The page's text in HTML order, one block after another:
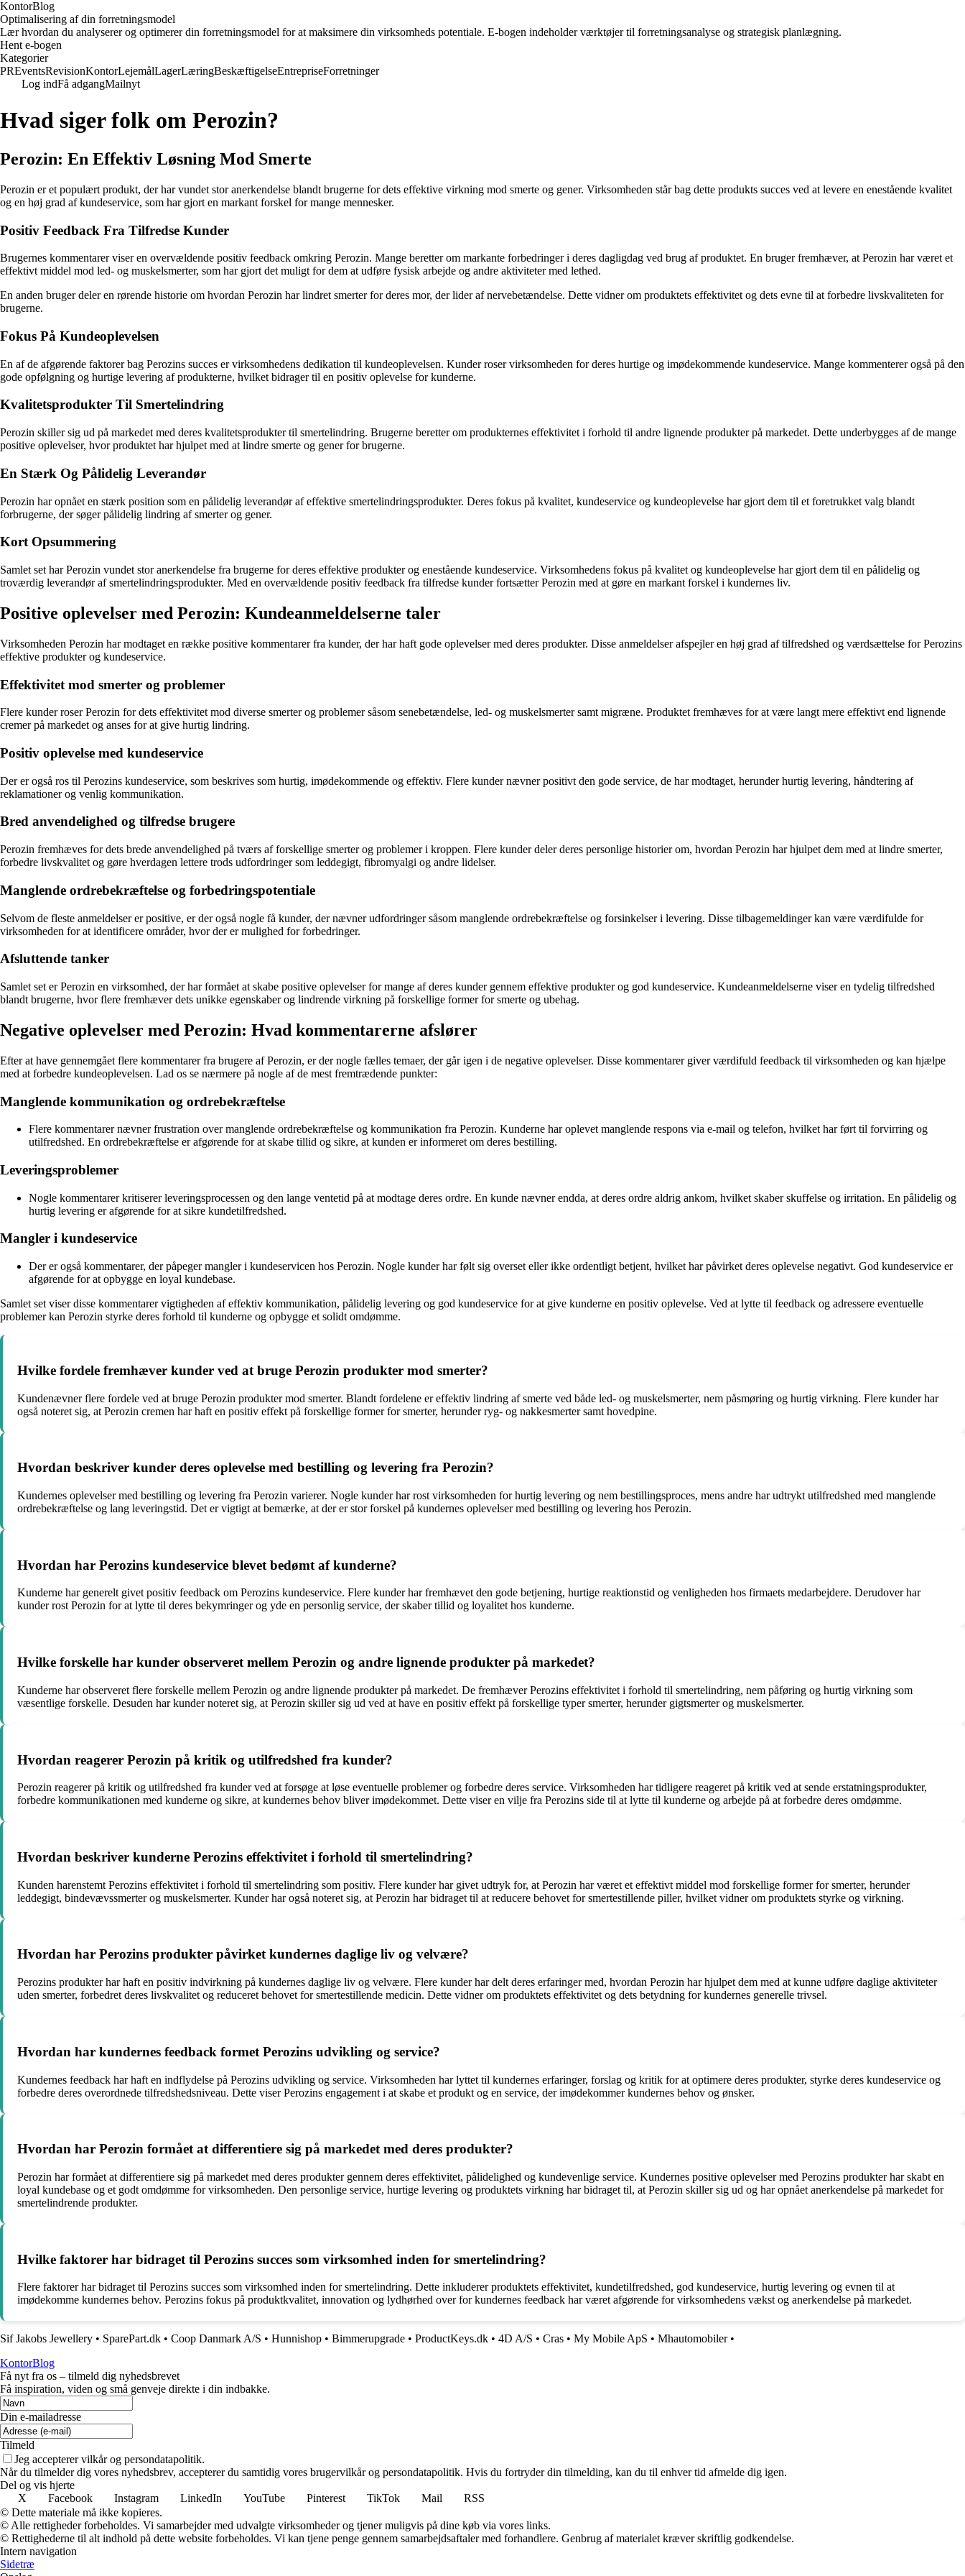
KontorBlog
Optimalisering af din forretningsmodel
Lær hvordan du analyserer og optimerer din forretningsmodel for at maksimere din virksomheds potentiale. E-bogen indeholder værktøjer til forretningsanalyse og strategisk planlægning.
Hent e-bogen
Kategorier
PREventsRevisionKontorLejemålLagerLæringBeskæftigelseEntrepriseForretninger
Log indFå adgangMailnyt
Hvad siger folk om Perozin?
Perozin: En Effektiv Løsning Mod Smerte
Perozin er et populært produkt, der har vundet stor anerkendelse blandt brugerne for dets effektive virkning mod smerte og gener. Virksomheden står bag dette produkts succes ved at levere en enestående kvalitet
og en høj grad af kundeservice, som har gjort en markant forskel for mange mennesker.
Positiv Feedback Fra Tilfredse Kunder
Brugernes kommentarer viser en overvældende positiv feedback omkring Perozin. Mange beretter om markante forbedringer i deres dagligdag ved brug af produktet. En bruger fremhæver, at Perozin har været et
effektivt middel mod led- og muskelsmerter, som har gjort det muligt for dem at udføre fysisk arbejde og andre aktiviteter med lethed.
En anden bruger deler en rørende historie om hvordan Perozin har lindret smerter for deres mor, der lider af nervebetændelse. Dette vidner om produktets effektivitet og dets evne til at forbedre livskvaliteten for
brugerne.
Fokus På Kundeoplevelsen
En af de afgørende faktorer bag Perozins succes er virksomhedens dedikation til kundeoplevelsen. Kunder roser virksomheden for deres hurtige og imødekommende kundeservice. Mange kommenterer også på den
gode opfølgning og hurtige levering af produkterne, hvilket bidrager til en positiv oplevelse for kunderne.
Kvalitetsprodukter Til Smertelindring
Perozin skiller sig ud på markedet med deres kvalitetsprodukter til smertelindring. Brugerne beretter om produkternes effektivitet i forhold til andre lignende produkter på markedet. Dette underbygges af de mange
positive oplevelser, hvor produktet har hjulpet med at lindre smerte og gener for brugerne.
En Stærk Og Pålidelig Leverandør
Perozin har opnået en stærk position som en pålidelig leverandør af effektive smertelindringsprodukter. Deres fokus på kvalitet, kundeservice og kundeoplevelse har gjort dem til et foretrukket valg blandt
forbrugerne, der søger pålidelig lindring af smerter og gener.
Kort Opsummering
Samlet set har Perozin vundet stor anerkendelse fra brugerne for deres effektive produkter og enestående kundeservice. Virksomhedens fokus på kvalitet og kundeoplevelse har gjort dem til en pålidelig og
troværdig leverandør af smertelindringsprodukter. Med en overvældende positiv feedback fra tilfredse kunder fortsætter Perozin med at gøre en markant forskel i kundernes liv.
Positive oplevelser med Perozin: Kundeanmeldelserne taler
Virksomheden Perozin har modtaget en række positive kommentarer fra kunder, der har haft gode oplevelser med deres produkter. Disse anmeldelser afspejler en høj grad af tilfredshed og værdsættelse for Perozins
effektive produkter og kundeservice.
Effektivitet mod smerter og problemer
Flere kunder roser Perozin for dets effektivitet mod diverse smerter og problemer såsom senebetændelse, led- og muskelsmerter samt migræne. Produktet fremhæves for at være langt mere effektivt end lignende
cremer på markedet og anses for at give hurtig lindring.
Positiv oplevelse med kundeservice
Der er også ros til Perozins kundeservice, som beskrives som hurtig, imødekommende og effektiv. Flere kunder nævner positivt den gode service, de har modtaget, herunder hurtig levering, håndtering af
reklamationer og venlig kommunikation.
Bred anvendelighed og tilfredse brugere
Perozin fremhæves for dets brede anvendelighed på tværs af forskellige smerter og problemer i kroppen. Flere kunder deler deres personlige historier om, hvordan Perozin har hjulpet dem med at lindre smerter,
forbedre livskvalitet og gøre hverdagen lettere trods udfordringer som leddegigt, fibromyalgi og andre lidelser.
Manglende ordrebekræftelse og forbedringspotentiale
Selvom de fleste anmeldelser er positive, er der også nogle få kunder, der nævner udfordringer såsom manglende ordrebekræftelse og forsinkelser i levering. Disse tilbagemeldinger kan være værdifulde for
virksomheden for at identificere områder, hvor der er mulighed for forbedringer.
Afsluttende tanker
Samlet set er Perozin en virksomhed, der har formået at skabe positive oplevelser for mange af deres kunder gennem effektive produkter og god kundeservice. Kundeanmeldelserne viser en tydelig tilfredshed
blandt brugerne, hvor flere fremhæver dets unikke egenskaber og lindrende virkning på forskellige former for smerte og ubehag.
Negative oplevelser med Perozin: Hvad kommentarerne afslører
Efter at have gennemgået flere kommentarer fra brugere af Perozin, er der nogle fælles temaer, der går igen i de negative oplevelser. Disse kommentarer giver værdifuld feedback til virksomheden og kan hjælpe
med at forbedre kundeoplevelsen. Lad os se nærmere på nogle af de mest fremtrædende punkter:
Manglende kommunikation og ordrebekræftelse
Flere kommentarer nævner frustration over manglende ordrebekræftelse og kommunikation fra Perozin. Kunderne har oplevet manglende respons via e-mail og telefon, hvilket har ført til forvirring og
utilfredshed. En ordrebekræftelse er afgørende for at skabe tillid og sikre, at kunden er informeret om deres bestilling.
Leveringsproblemer
Nogle kommentarer kritiserer leveringsprocessen og den lange ventetid på at modtage deres ordre. En kunde nævner endda, at deres ordre aldrig ankom, hvilket skaber skuffelse og irritation. En pålidelig og
hurtig levering er afgørende for at sikre kundetilfredshed.
Mangler i kundeservice
Der er også kommentarer, der påpeger mangler i kundeservicen hos Perozin. Nogle kunder har følt sig overset eller ikke ordentligt betjent, hvilket har påvirket deres oplevelse negativt. God kundeservice er
afgørende for at opbygge en loyal kundebase.
Samlet set viser disse kommentarer vigtigheden af effektiv kommunikation, pålidelig levering og god kundeservice for at give kunderne en positiv oplevelse. Ved at lytte til feedback og adressere eventuelle
problemer kan Perozin styrke deres forhold til kunderne og opbygge et solidt omdømme.
Hvilke fordele fremhæver kunder ved at bruge Perozin produkter mod smerter?
Kundenævner flere fordele ved at bruge Perozin produkter mod smerter. Blandt fordelene er effektiv lindring af smerte ved både led- og muskelsmerter, nem påsmøring og hurtig virkning. Flere kunder har
også noteret sig, at Perozin cremen har haft en positiv effekt på forskellige former for smerter, herunder ryg- og nakkesmerter samt hovedpine.
Hvordan beskriver kunder deres oplevelse med bestilling og levering fra Perozin?
Kundernes oplevelser med bestilling og levering fra Perozin varierer. Nogle kunder har rost virksomheden for hurtig levering og nem bestillingsproces, mens andre har udtrykt utilfredshed med manglende
ordrebekræftelse og lang leveringstid. Det er vigtigt at bemærke, at der er stor forskel på kundernes oplevelser med bestilling og levering hos Perozin.
Hvordan har Perozins kundeservice blevet bedømt af kunderne?
Kunderne har generelt givet positiv feedback om Perozins kundeservice. Flere kunder har fremhævet den gode betjening, hurtige reaktionstid og venligheden hos firmaets medarbejdere. Derudover har
kunder rost Perozin for at lytte til deres bekymringer og yde en personlig service, der skaber tillid og loyalitet hos kunderne.
Hvilke forskelle har kunder observeret mellem Perozin og andre lignende produkter på markedet?
Kunderne har observeret flere forskelle mellem Perozin og andre lignende produkter på markedet. De fremhæver Perozins effektivitet i forhold til smertelindring, nem påføring og hurtig virkning som
væsentlige forskelle. Desuden har kunder noteret sig, at Perozin skiller sig ud ved at have en positiv effekt på forskellige typer smerter, herunder gigtsmerter og muskelsmerter.
Hvordan reagerer Perozin på kritik og utilfredshed fra kunder?
Perozin reagerer på kritik og utilfredshed fra kunder ved at forsøge at løse eventuelle problemer og forbedre deres service. Virksomheden har tidligere reageret på kritik ved at sende erstatningsprodukter,
forbedre kommunikationen med kunderne og sikre, at kundernes behov bliver imødekommet. Dette viser en vilje fra Perozins side til at lytte til kunderne og arbejde på at forbedre deres omdømme.
Hvordan beskriver kunderne Perozins effektivitet i forhold til smertelindring?
Kunden harenstemt Perozins effektivitet i forhold til smertelindring som positiv. Flere kunder har givet udtryk for, at Perozin har været et effektivt middel mod forskellige former for smerter, herunder
leddegigt, bindevævssmerter og muskelsmerter. Kunder har også noteret sig, at Perozin har bidraget til at reducere behovet for smertestillende piller, hvilket vidner om produktets styrke og virkning.
Hvordan har Perozins produkter påvirket kundernes daglige liv og velvære?
Perozins produkter har haft en positiv indvirkning på kundernes daglige liv og velvære. Flere kunder har delt deres erfaringer med, hvordan Perozin har hjulpet dem med at kunne udføre daglige aktiviteter
uden smerter, forbedret deres livskvalitet og reduceret behovet for smertestillende medicin. Dette vidner om produktets effektivitet og dets betydning for kundernes generelle trivsel.
Hvordan har kundernes feedback formet Perozins udvikling og service?
Kundernes feedback har haft en indflydelse på Perozins udvikling og service. Virksomheden har lyttet til kundernes erfaringer, forslag og kritik for at optimere deres produkter, styrke deres kundeservice og
forbedre deres overordnede tilfredshedsniveau. Dette viser Perozins engagement i at skabe et produkt og en service, der imødekommer kundernes behov og ønsker.
Hvordan har Perozin formået at differentiere sig på markedet med deres produkter?
Perozin har formået at differentiere sig på markedet med deres produkter gennem deres effektivitet, pålidelighed og kundevenlige service. Kundernes positive oplevelser med Perozins produkter har skabt en
loyal kundebase og et godt omdømme for virksomheden. Den personlige service, hurtige levering og produktets virkning har bidraget til, at Perozin skiller sig ud og har opnået anerkendelse på markedet for
smertelindrende produkter.
Hvilke faktorer har bidraget til Perozins succes som virksomhed inden for smertelindring?
Flere faktorer har bidraget til Perozins succes som virksomhed inden for smertelindring. Dette inkluderer produktets effektivitet, kundetilfredshed, god kundeservice, hurtig levering og evnen til at
imødekomme kundernes behov. Perozins fokus på produktkvalitet, innovation og lydhørhed over for kundernes feedback har været afgørende for virksomhedens vækst og anerkendelse på markedet.
Sif Jakobs Jewellery • SparePart.dk • Coop Danmark A/S • Hunnishop • Bimmerupgrade • ProductKeys.dk • 4D A/S • Cras • My Mobile ApS • Mhautomobiler•
KontorBlog
Få nyt fra os – tilmeld dig nyhedsbrevet
Få inspiration, viden og små genveje direkte i din indbakke.
Din e-mailadresse
Tilmeld
Jeg accepterer vilkår og persondatapolitik.
Når du tilmelder dig vores nyhedsbrev, accepterer du samtidig vores brugervilkår og persondatapolitik. Hvis du fortryder din tilmelding, kan du til enhver tid afmelde dig igen.
Del og vis hjerte
X
Facebook Instagram LinkedIn YouTube Pinterest TikTok Mail
RSS
© Dette materiale må ikke kopieres.
© Alle rettigheder forbeholdes. Vi samarbejder med udvalgte virksomheder og tjener muligvis på dine køb via vores links.
© Rettighederne til alt indhold på dette website forbeholdes. Vi kan tjene penge gennem samarbejdsaftaler med forhandlere. Genbrug af materialet kræver skriftlig godkendelse.
Intern navigation
Sidetræ